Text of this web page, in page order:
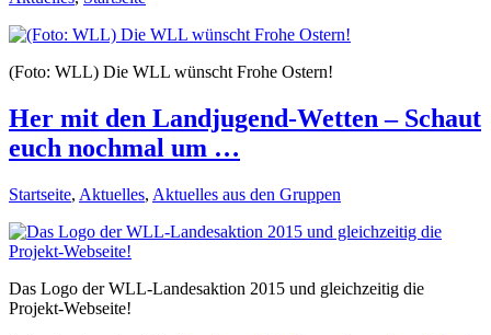
(Foto: WLL) Die WLL wünscht Frohe Ostern!
Her mit den Landjugend-Wetten – Schaut
euch nochmal um …
Startseite, Aktuelles, Aktuelles aus den Gruppen
Das Logo der WLL-Landesaktion 2015 und gleichzeitig die
Projekt-Webseite!